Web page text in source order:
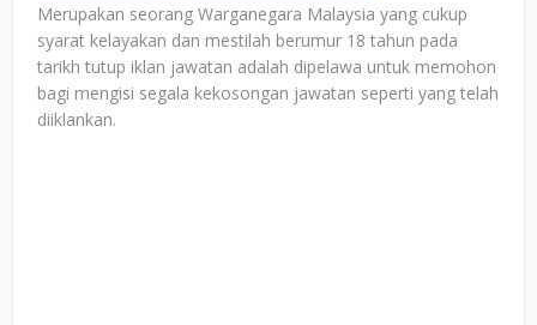
Merupakan seorang Warganegara Malaysia yang cukup
syarat kelayakan dan mestilah berumur 18 tahun pada
tarikh tutup iklan jawatan adalah dipelawa untuk memohon
bagi mengisi segala kekosongan jawatan seperti yang telah
diiklankan.